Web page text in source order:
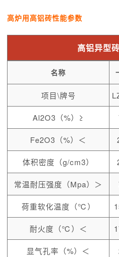
高炉用高铝砖性能参数
高铝异型
名称
项目\牌号
Al2O3（%）≥
Fe2O3（%）＜
体积密度（g/cm3）
常温耐压强度（Mpa）＞
荷重软化温度（℃）
耐火度（℃）＜
显气孔率（%）＜